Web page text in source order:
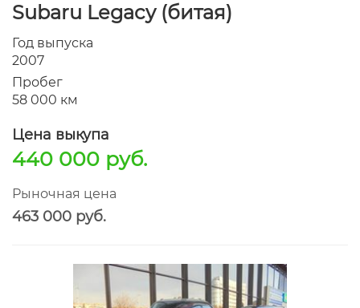
Subaru Legacy (битая)
Год выпуска
2007
Пробег
58 000 км
Цена выкупа
440 000 руб.
Рыночная цена
463 000 руб.